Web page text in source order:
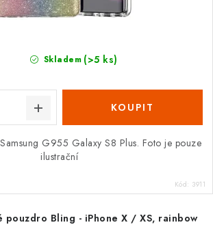
Skladem (>5 ks)
G955 Galaxy S8 Plus. Foto je pouze
ilustrační
Kód: 3911
pouzdro Bling - iPhone X / XS, rainbow